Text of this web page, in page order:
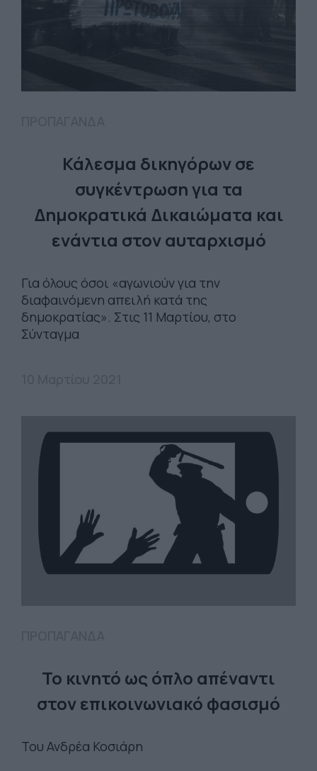
Κάλεσμα δικηγόρων σε
συγκέντρωση για τα
Δημοκρατικά Δικαιώματα και
ενάντια στον αυταρχισμό
Για όλους όσοι «αγωνιούν για την
διαφαινόμενη απειλή κατά της
δημοκρατίας». Στις 11 Μαρτίου, στο
Σύνταγμα
Το κινητό ως όπλο απέναντι
στον επικοινωνιακό φασισμό
Του Ανδρέα Κοσιάρη